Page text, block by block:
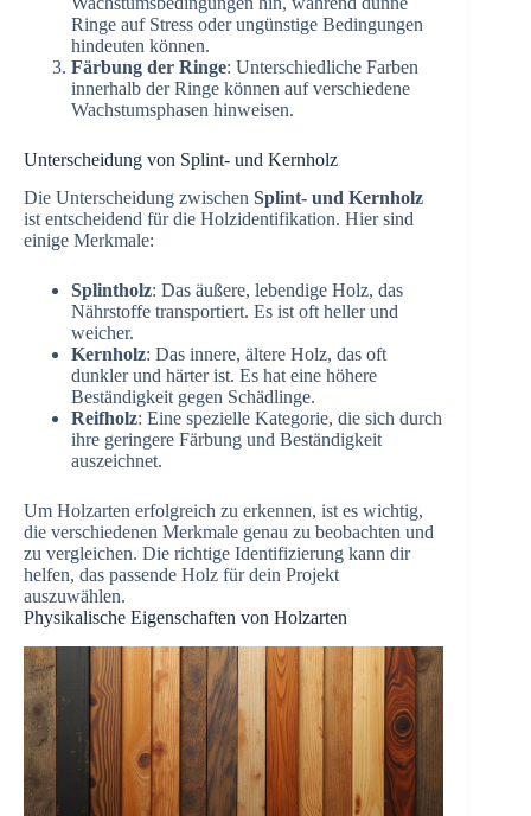
Ringe auf Stress oder ungünstige Bedingungen
hindeuten können.
Färbung der Ringe: Unterschiedliche Farben
innerhalb der Ringe können auf verschiedene
Wachstumsphasen hinweisen.
Unterscheidung von Splint- und Kernholz
Die Unterscheidung zwischen Splint- und Kernholz
ist entscheidend für die Holzidentifikation. Hier sind
einige Merkmale:
Splintholz: Das äußere, lebendige Holz, das
Nährstoffe transportiert. Es ist oft heller und
weicher.
Kernholz: Das innere, ältere Holz, das oft
dunkler und härter ist. Es hat eine höhere
Beständigkeit gegen Schädlinge.
Reifholz: Eine spezielle Kategorie, die sich durch
ihre geringere Färbung und Beständigkeit
auszeichnet.
Um Holzarten erfolgreich zu erkennen, ist es wichtig,
die verschiedenen Merkmale genau zu beobachten und
zu vergleichen. Die richtige Identifizierung kann dir
helfen, das passende Holz für dein Projekt
auszuwählen.
Physikalische Eigenschaften von Holzarten